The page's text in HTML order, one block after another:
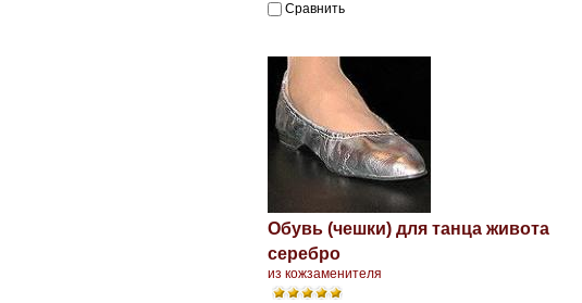
Сравнить
Обувь (чешки) для танца живота
серебро
из кожзаменителя